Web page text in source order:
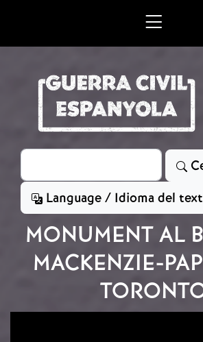
Cerca
Language / Idioma del
MONUMENT AL
MACKENZIE-